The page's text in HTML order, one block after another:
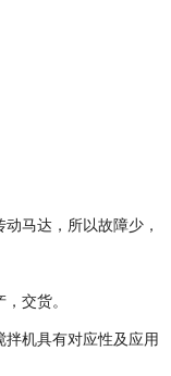
马达，所以故障少，
交货。
机具有对应性及应用